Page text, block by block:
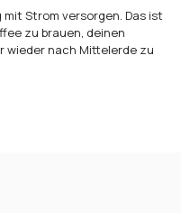
mit Strom versorgen. Das ist
zu brauen, deinen
wieder nach Mittelerde zu